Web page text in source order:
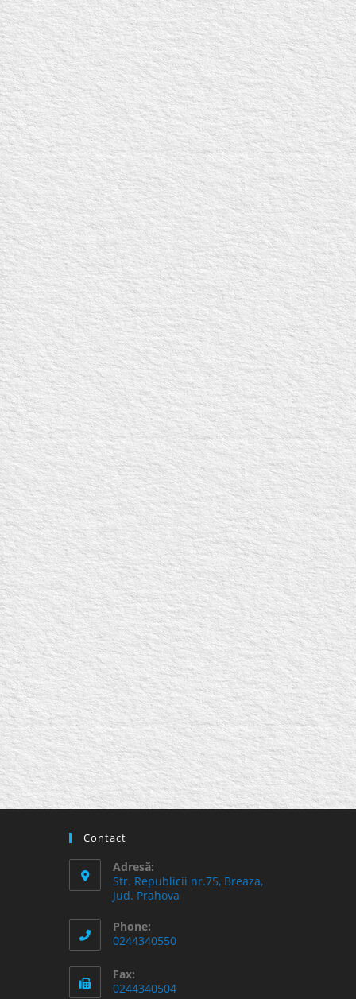
Contact
Adresă:
Str. Republicii nr.75, Breaza,
Jud. Prahova
Phone:
0244340550
Fax:
0244340504